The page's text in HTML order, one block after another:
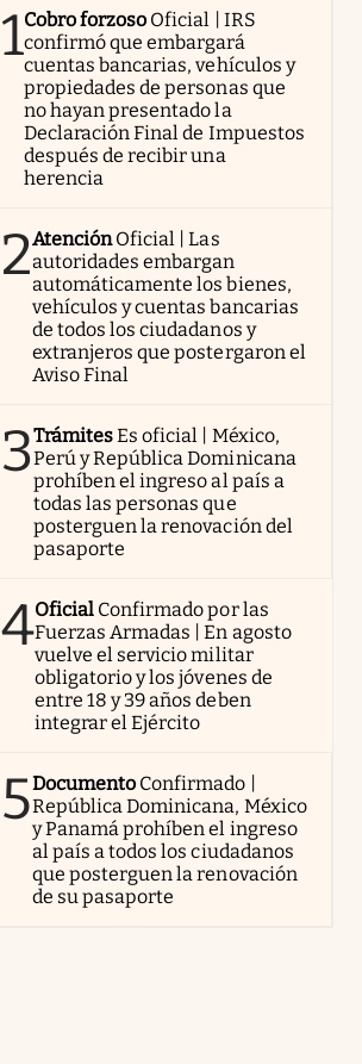
1Cobro forzoso Oficial | IRS
confirmó que embargará
cuentas bancarias, vehículos y
propiedades de personas que
no hayan presentado la
Declaración Final de Impuestos
después de recibir una
herencia
2AtenciónOficial | Las
autoridades embargan
automáticamente los bienes,
vehículos y cuentas bancarias
de todos los ciudadanos y
extranjeros que postergaron el
Aviso Final
3TrámitesEs oficial | México,
Perú y República Dominicana
prohíben el ingreso al país a
todas las personas que
posterguen la renovación del
pasaporte
4Oficial Confirmado por las
Fuerzas Armadas | En agosto
vuelve el servicio militar
obligatorio y los jóvenes de
entre 18 y 39 años deben
integrar el Ejército
5Documento Confirmado |
República Dominicana, México
y Panamá prohíben el ingreso
al país a todos los ciudadanos
que posterguen la renovación
de su pasaporte